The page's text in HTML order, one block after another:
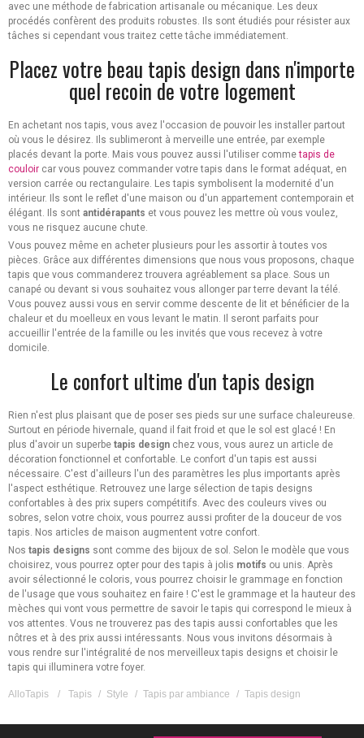
avec une méthode de fabrication artisanale ou mécanique. Les deux
procédés confèrent des produits robustes. Ils sont étudiés pour résister aux
tâches si cependant vous traitez cette tâche immédiatement.
Placez votre beau tapis design dans n'importe
quel recoin de votre logement
En achetant nos tapis, vous avez l'occasion de pouvoir les installer partout
où vous le désirez. Ils sublimeront à merveille une entrée, par exemple
placés devant la porte. Mais vous pouvez aussi l'utiliser commetapis de
couloir car vous pouvez commander votre tapis dans le format adéquat, en
version carrée ou rectangulaire. Les tapis symbolisent la modernité d'un
intérieur. Ils sont le reflet d'une maison ou d'un appartement contemporain et
élégant. Ils sont antidérapants et vous pouvez les mettre où vous voulez,
vous ne risquez aucune chute.
Vous pouvez même en acheter plusieurs pour les assortir à toutes vos
pièces. Grâce aux différentes dimensions que nous vous proposons, chaque
tapis que vous commanderez trouvera agréablement sa place. Sous un
canapé ou devant si vous souhaitez vous allonger par terre devant la télé.
Vous pouvez aussi vous en servir comme descente de lit et bénéficier de la
chaleur et du moelleux en vous levant le matin. Il seront parfaits pour
accueillir l'entrée de la famille ou les invités que vous recevez à votre
domicile.
Le confort ultime d'un tapis design
Rien n'est plus plaisant que de poser ses pieds sur une surface chaleureuse.
Surtout en période hivernale, quand il fait froid et que le sol est glacé ! En
plus d'avoir un superbe tapis design chez vous, vous aurez un article de
décoration fonctionnel et confortable. Le confort d'un tapis est aussi
nécessaire. C'est d'ailleurs l'un des paramètres les plus importants après
l'aspect esthétique. Retrouvez une large sélection de tapis designs
confortables à des prix supers compétitifs. Avec des couleurs vives ou
sobres, selon votre choix, vous pourrez aussi profiter de la douceur de vos
tapis. Nos articles de maison augmentent votre confort.
Nos tapis designs sont comme des bijoux de sol. Selon le modèle que vous
choisirez, vous pourrez opter pour des tapis à jolis motifs ou unis. Après
avoir sélectionné le coloris, vous pourrez choisir le grammage en fonction
de l'usage que vous souhaitez en faire ! C'est le grammage et la hauteur des
mèches qui vont vous permettre de savoir le tapis qui correspond le mieux à
vos attentes. Vous ne trouverez pas des tapis aussi confortables que les
nôtres et à des prix aussi intéressants. Nous vous invitons désormais à
vous rendre sur l'intégralité de nos merveilleux tapis designs et choisir le
tapis qui illuminera votre foyer.
AlloTapis / Tapis / Style / Tapis par ambiance / Tapis design